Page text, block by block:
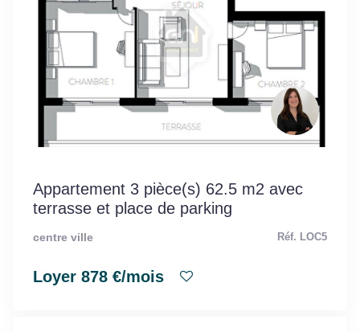
Appartement 3 pièce(s) 62.5 m2 avec
terrasse et place de parking
centre ville Réf. LOC5
Loyer 878 €/mois